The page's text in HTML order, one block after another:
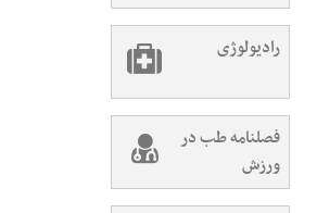
رادیولوژی
فصلنامه طب در
ورزش